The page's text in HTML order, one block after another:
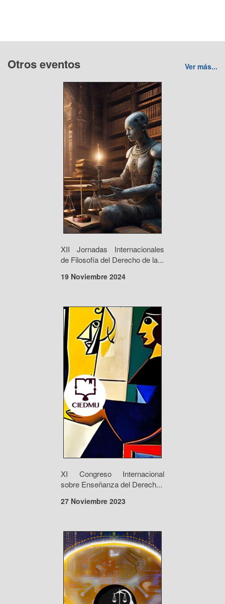
Otros eventos Ver más...
XII Jornadas Internacionales
de Filosofía del Derecho de la...
19 Noviembre 2024
XI Congreso Internacional
sobre Enseñanza del Derech...
27 Noviembre 2023